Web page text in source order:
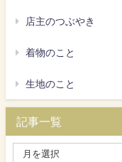
店主のつぶやき
着物のこと
生地のこと
記事一覧